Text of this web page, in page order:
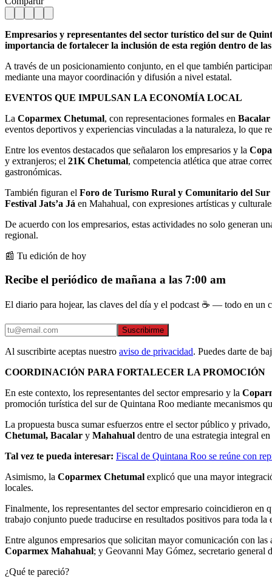
Empresarios y representantes del sector turístico del sur de
importancia de fortalecer la inclusión de esta región dentro de
A través de un posicionamiento conjunto, en el que también
mediante una mayor coordinación y difusión a nivel estatal.
EVENTOS QUE IMPULSAN LA ECONOMÍA LOCAL
La Coparmex Chetumal, con representaciones formales en Bacalar
eventos deportivos y experiencias vinculadas a la naturaleza, lo que
Entre los eventos destacados que señalaron los empresarios y la
y extranjeros; el 21K Chetumal, competencia atlética que atrae
gastronómicas.
También figuran el Foro de Turismo Rural y Comunitario del Sur
Festival Jats’a Já en Mahahual, con expresiones artísticas y
De acuerdo con los empresarios, estas actividades no solo generan
regional.
📰 Tu edición de hoy
Recibe el periódico de mañana a las 7:00 am
El diario para hojear, las claves del día y el podcast ☕ — todo en un
Suscribirme
Al suscribirte aceptas nuestro aviso de privacidad. Puedes darte de
COORDINACIÓN PARA FORTALECER LA PROMOCIÓN
En este contexto, los representantes del sector empresario y la
promoción turística del sur de Quintana Roo mediante mecanismos
La propuesta busca sumar esfuerzos entre el sector público y
Chetumal, Bacalar y Mahahual dentro de una estrategia integral
Tal vez te pueda interesar: Fiscal de Quintana Roo se reúne con
Asimismo, la Coparmex Chetumal explicó que una mayor
locales.
Finalmente, los representantes del sector empresario coincidieron
trabajo conjunto puede traducirse en resultados positivos para toda la
Entre algunos empresarios que solicitan mayor comunicación con
Coparmex Mahahual; y Geovanni May Gómez, secretario general
¿Qué te pareció?